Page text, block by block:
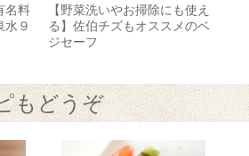
名料
水９
【野菜洗いやお掃除にも使え
る】佐伯チズもオススメのベ
ジセーフ
もどうぞ